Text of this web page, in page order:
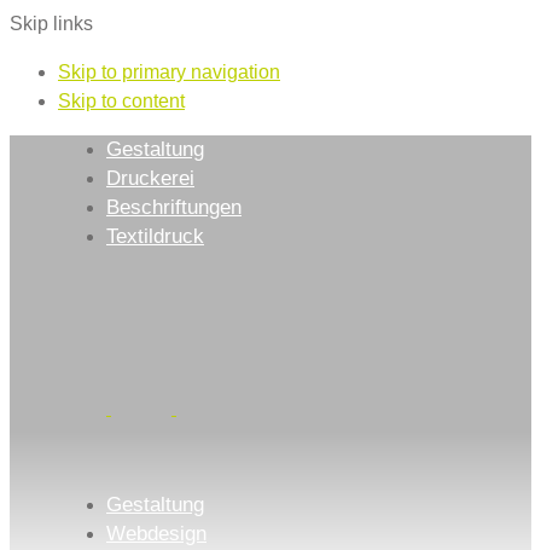
Skip links
Skip to primary navigation
Skip to content
Gestaltung
Druckerei
Beschriftungen
Textildruck
Gestaltung
Webdesign